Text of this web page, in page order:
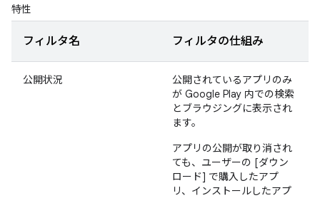
特性
フィルタ名 フィルタの仕組み
公開状況
公開されているアプリのみ
が Google Play 内での検索
とブラウジングに表示され
ます。
アプリの公開が取り消され
ても、ユーザーの [ダウン
ロード] で購入したアプ
リ、インストールしたアプ